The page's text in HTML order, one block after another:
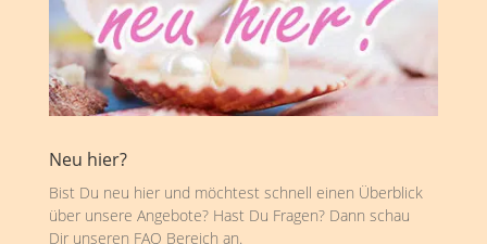
Neu hier?
Bist Du neu hier und möchtest schnell einen Überblick
über unsere Angebote? Hast Du Fragen? Dann schau
Dir unseren FAQ Bereich an.